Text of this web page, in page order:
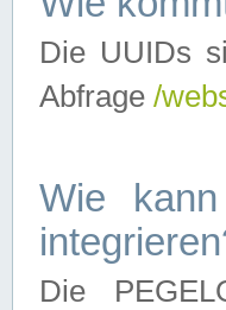
Die UUIDs
Abfrage /
Wie
Die